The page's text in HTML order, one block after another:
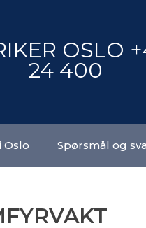
OSLO
24 400
Oslo Spørsmål og